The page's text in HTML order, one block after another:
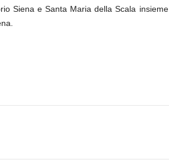
Siena e Santa Maria della Scala insieme